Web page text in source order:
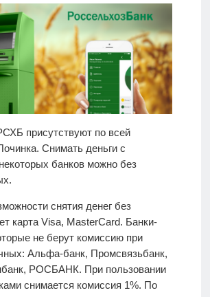
присутствуют по всей
Снимать деньги с
банков можно без
снятия денег без
карта Visa, MasterCard. Банки-
не берут комиссию при
Альфа-банк, Промсвязьбанк,
РОСБАНК. При пользовании
снимается комиссия 1%. По